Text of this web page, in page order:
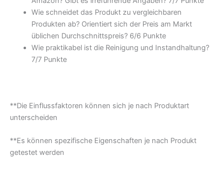
Wie schneidet das Produkt zu vergleichbaren
Produkten ab? Orientiert sich der Preis am Markt
üblichen Durchschnittspreis? 6/6 Punkte
Wie praktikabel ist die Reinigung und Instandhaltung?
7/7 Punkte
**Die Einflussfaktoren können sich je nach Produktart
unterscheiden
**Es können spezifische Eigenschaften je nach Produkt
getestet werden